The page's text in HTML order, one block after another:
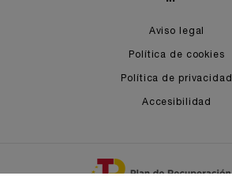
Aviso legal
Política de cookies
Política de privacidad
Accesibilidad